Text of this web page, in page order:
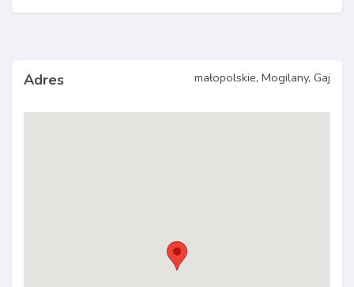
Adres małopolskie, Mogilany, Gaj